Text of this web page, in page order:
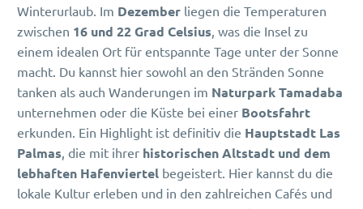
Winterurlaub. Im Dezember liegen die Temperaturen
zwischen 16 und 22 Grad Celsius, was die Insel zu
einem idealen Ort für entspannte Tage unter der Sonne
macht. Du kannst hier sowohl an den Stränden Sonne
tanken als auch Wanderungen im Naturpark Tamadaba
unternehmen oder die Küste bei einer Bootsfahrt
erkunden. Ein Highlight ist definitiv die Hauptstadt Las
Palmas, die mit ihrer historischen Altstadt und dem
lebhaften Hafenviertel begeistert. Hier kannst du die
lokale Kultur erleben und in den zahlreichen Cafés und